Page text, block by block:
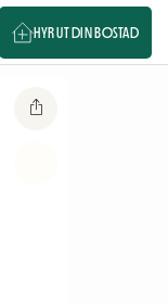
HYR UT DIN BOSTAD